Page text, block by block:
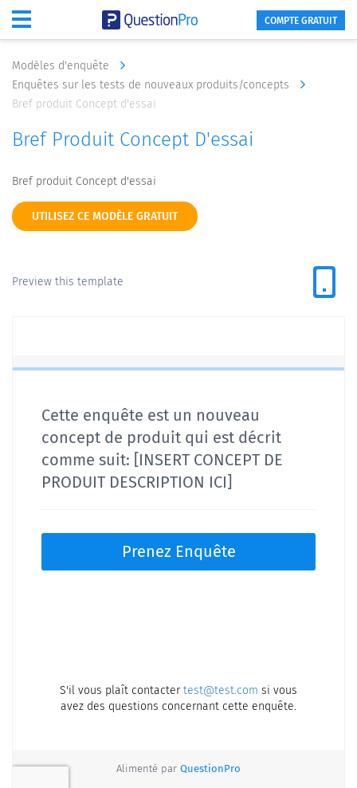
COMPTE GRATUIT
Modèles d'enquête
Enquêtes sur les tests de nouveaux produits/concepts
Bref produit Concept d'essai
Bref Produit Concept D'essai
Bref produit Concept d'essai
UTILISEZ CE MODÈLE GRATUIT
Preview this template